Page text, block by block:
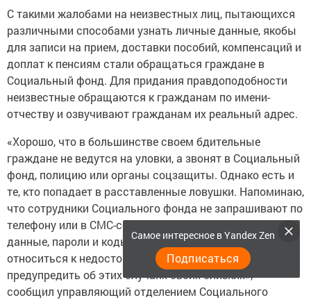
С такими жалобами на неизвестных лиц, пытающихся
различными способами узнать личные данные, якобы
для записи на прием, доставки пособий, компенсаций и
доплат к пенсиям стали обращаться граждане в
Социальный фонд. Для придания правдоподобности
неизвестные обращаются к гражданам по имени-
отчеству и озвучивают гражданам их реальный адрес.
«Хорошо, что в большинстве своем бдительные
граждане не ведутся на уловки, а звонят в Социальный
фонд, полицию или органы соцзащиты. Однако есть и
те, кто попадает в расставленные ловушки. Напоминаю,
что сотрудники Социального фонда не запрашивают по
телефону или в СМС-сообщениях персональные
данные, пароли и коды. Прошу с осторожностью
относиться к недостоверным источникам и
предупредить об этих случаях своих близких», –
сообщил управляющий отделением Социального
Самое интересное в Yandex Zen
Подписаться